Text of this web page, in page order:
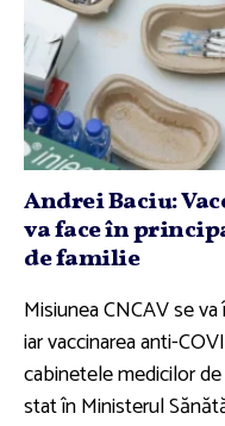
Andrei Baciu:
va face în
de familie
Misiunea CNCAV se
iar vaccinarea anti-
cabinetele medicilor
stat în Ministerul